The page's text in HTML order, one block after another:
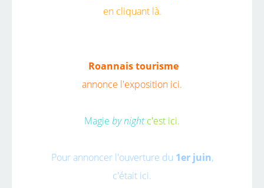
en cliquant là.
Roannais tourisme
annonce l'exposition ici.
Magie by night c'est ici.
Pour annoncer l'ouverture du 1er juin,
c'était ici.